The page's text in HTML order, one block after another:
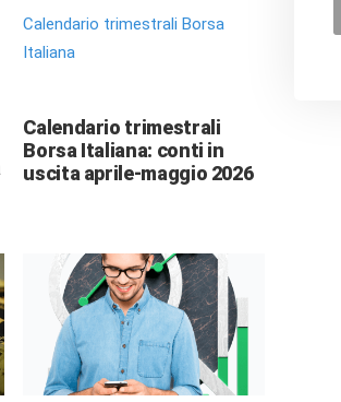
Calendario trimestrali Borsa
Italiana
Calendario trimestrali
Borsa Italiana: conti in
uscita aprile-maggio 2026